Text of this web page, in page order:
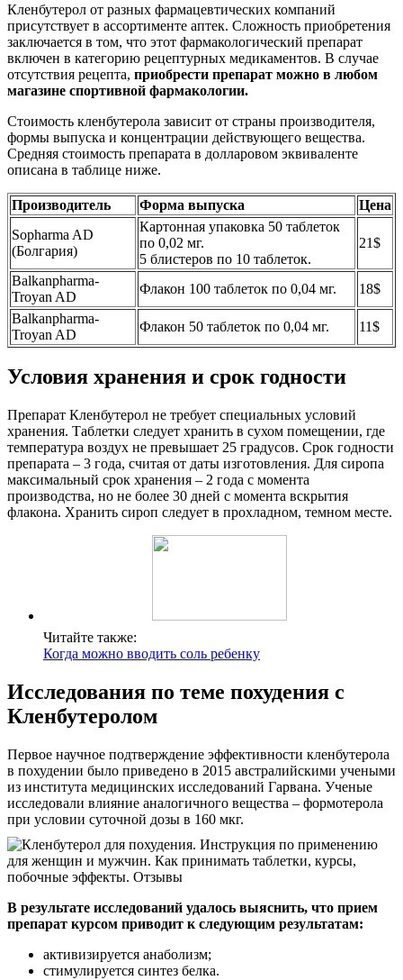
Кленбутерол от разных фармацевтических компаний
присутствует в ассортименте аптек. Сложность приобретения
заключается в том, что этот фармакологический препарат
включен в категорию рецептурных медикаментов. В случае
отсутствия рецепта, приобрести препарат можно в любом
магазине спортивной фармакологии.
Стоимость кленбутерола зависит от страны производителя,
формы выпуска и концентрации действующего вещества.
Средняя стоимость препарата в долларовом эквиваленте
описана в таблице ниже.
Производитель Форма выпуска
Цена
Sopharma AD
(Болгария)
Картонная упаковка 50 таблеток
по 0,02 мг.
5 блистеров по 10 таблеток.
21$
Balkanpharma-
Troyan AD
Флакон 100 таблеток по 0,04 мг.
18$
Balkanpharma-
Troyan AD
Флакон 50 таблеток по 0,04 мг. 11$
Условия хранения и срок годности
Препарат Кленбутерол не требует специальных условий
хранения. Таблетки следует хранить в сухом помещении, где
температура воздух не превышает 25 градусов. Срок годности
препарата – 3 года, считая от даты изготовления. Для сиропа
максимальный срок хранения – 2 года с момента
производства, но не более 30 дней с момента вскрытия
флакона. Хранить сироп следует в прохладном, темном месте.
Читайте также:
Когда можно вводить соль ребенку
Исследования по теме похудения с
Кленбутеролом
Первое научное подтверждение эффективности кленбутерола
в похудении было приведено в 2015 австралийскими учеными
из института медицинских исследований Гарвана. Ученые
исследовали влияние аналогичного вещества – формотерола
при условии суточной дозы в 160 мкг.
В результате исследований удалось выяснить, что прием
препарат курсом приводит к следующим результатам:
активизируется анаболизм;
стимулируется синтез белка.